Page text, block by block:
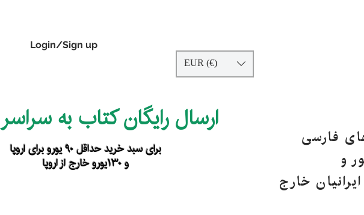
Login/Sign up
EUR (€)
ارسال رایگان کتاب به
برای سبد خرید حداقل ۹۰ یورو برای اروپا
و ۱۳۰یورو خارج از اروپا
فارسی
و
خارج